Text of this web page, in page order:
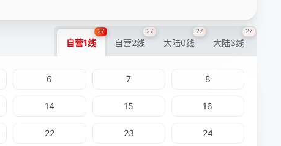
自营1线
27
自营2线
27
大陆0线
27
大陆3线
27
6 7 8
14 15 16
22 23 24